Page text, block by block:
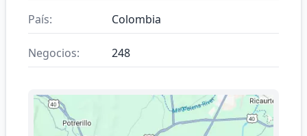
País: Colombia
Negocios: 248